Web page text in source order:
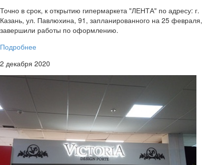
Точно в срок, к открытию гипермаркета "ЛЕНТА" по адресу: г.
Казань, ул. Павлюхина, 91, запланированного на 25 февраля,
завершили работы по оформлению.
Подробнее
2 декабря 2020